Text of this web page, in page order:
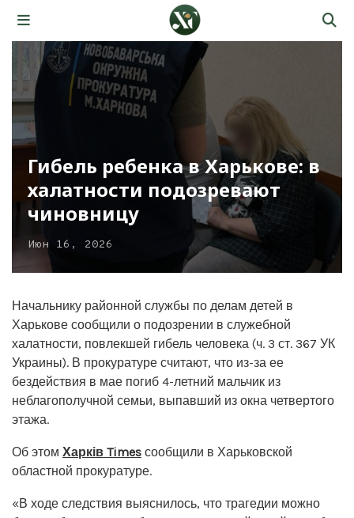
Гибель ребенка в Харькове: в
халатности подозревают
чиновницу
Июн 16, 2026
Начальнику районной службы по делам детей в
Харькове сообщили о подозрении в служебной
халатности, повлекшей гибель человека (ч. 3 ст. 367 УК
Украины). В прокуратуре считают, что из-за ее
бездействия в мае погиб 4-летний мальчик из
неблагополучной семьи, выпавший из окна четвертого
этажа.
Об этом Харків Times сообщили в Харьковской
областной прокуратуре.
«В ходе следствия выяснилось, что трагедии можно